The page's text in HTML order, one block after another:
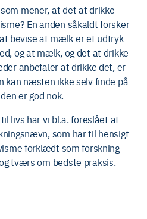
mener, at det at drikke
En anden såkaldt forsker
bevise at mælk er et udtryk
og at mælk, og det at drikke
anbefaler at drikke det, er
kan næsten ikke selv finde på
er god nok.
livs har vi bl.a. foreslået at
som har til hensigt
forklædt som forskning
tværs om bedste praksis.